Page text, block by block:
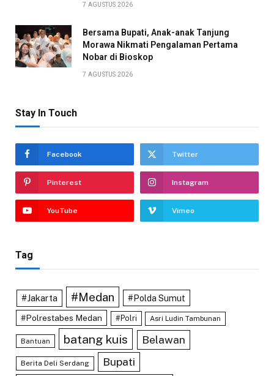
7 AGUSTUS 2026
Bersama Bupati, Anak-anak Tanjung
Morawa Nikmati Pengalaman Pertama
Nobar di Bioskop
7 AGUSTUS 2026
Stay In Touch
Facebook Twitter
Pinterest Instagram
YouTube Vimeo
Tag
#Jakarta #Medan #Polda Sumut
#Polrestabes Medan #Polri Asri Ludin Tambunan
Bantuan batang kuis Belawan
Berita Deli Serdang Bupati